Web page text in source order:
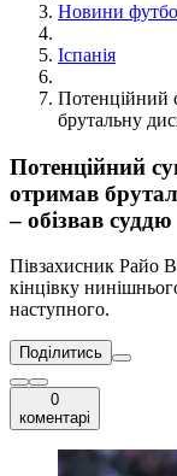
Новини
Іспанія
Потенційний
брутальну
Потенційний
отримав
– обізвав суддю
Півзахисник Райо
кінцівку
наступного.
Поділитись
0
коментарі